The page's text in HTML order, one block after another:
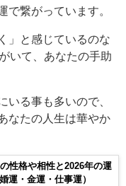
で繋がっています。
」と感じているのな
いて、あなたの手助
いる事も多いので、
なたの人生は華やか
性格や相性と2026年の運
運・金運・仕事運）